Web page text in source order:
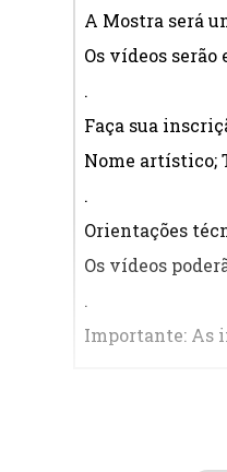
A Mostra será
Os vídeos serão
.
Faça sua
Nome artístico;
.
Orientações
Os vídeos
.
Importante: As